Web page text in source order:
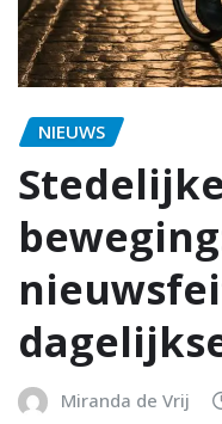
NIEUWS
Miranda de Vrij